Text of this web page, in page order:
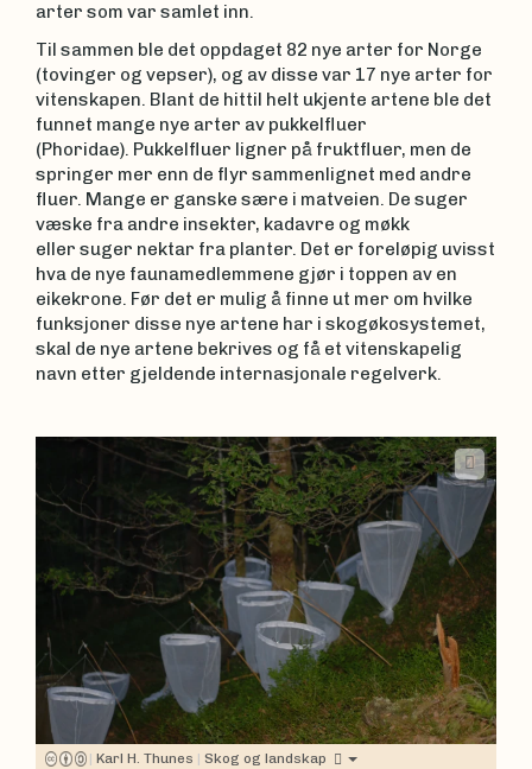
arter som var samlet inn.
Til sammen ble det oppdaget 82 nye arter for Norge
(tovinger og vepser), og av disse var 17 nye arter for
vitenskapen. Blant de hittil helt ukjente artene ble det
funnet mange nye arter av pukkelfluer
(Phoridae). Pukkelfluer ligner på fruktfluer, men de
springer mer enn de flyr sammenlignet med andre
fluer. Mange er ganske sære i matveien. De suger
væske fra andre insekter, kadavre og møkk
eller suger nektar fra planter. Det er foreløpig uvisst
hva de nye faunamedlemmene gjør i toppen av en
eikekrone. Før det er mulig å finne ut mer om hvilke
funksjoner disse nye artene har i skogøkosystemet,
skal de nye artene bekrives og få et vitenskapelig
navn etter gjeldende internasjonale regelverk.
| Karl H. Thunes | Skog og landskap